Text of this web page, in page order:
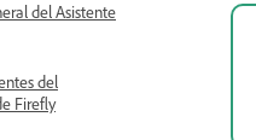
del Asistente
del
Firefly